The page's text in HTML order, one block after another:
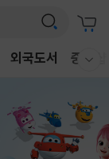
외국도서 중고샵